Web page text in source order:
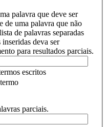
palavra que deve ser
de uma palavra que não
de palavras separadas
inseridas deva ser
para resultados parciais.
escritos
parciais.